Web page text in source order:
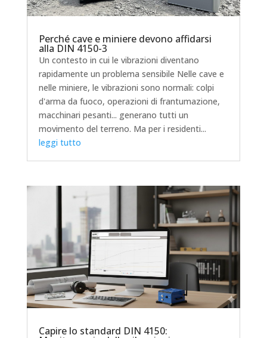
Perché cave e miniere devono affidarsi
alla DIN 4150-3
Un contesto in cui le vibrazioni diventano
rapidamente un problema sensibile Nelle cave e
nelle miniere, le vibrazioni sono normali: colpi
d'arma da fuoco, operazioni di frantumazione,
macchinari pesanti... generano tutti un
movimento del terreno. Ma per i residenti...
leggi tutto
Capire lo standard DIN 4150: